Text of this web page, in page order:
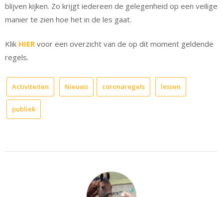
blijven kijken. Zo krijgt iedereen de gelegenheid op een veilige
manier te zien hoe het in de les gaat.
Klik HIERvoor een overzicht van de op dit moment geldende
regels.
Activiteiten Nieuws coronaregels lessen
publiek